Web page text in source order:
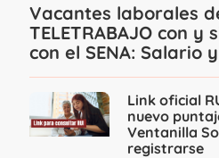
Vacantes laborales
TELETRABAJO con y
con el SENA: Salario
Link oficial
nuevo
Ventanilla
registrarse